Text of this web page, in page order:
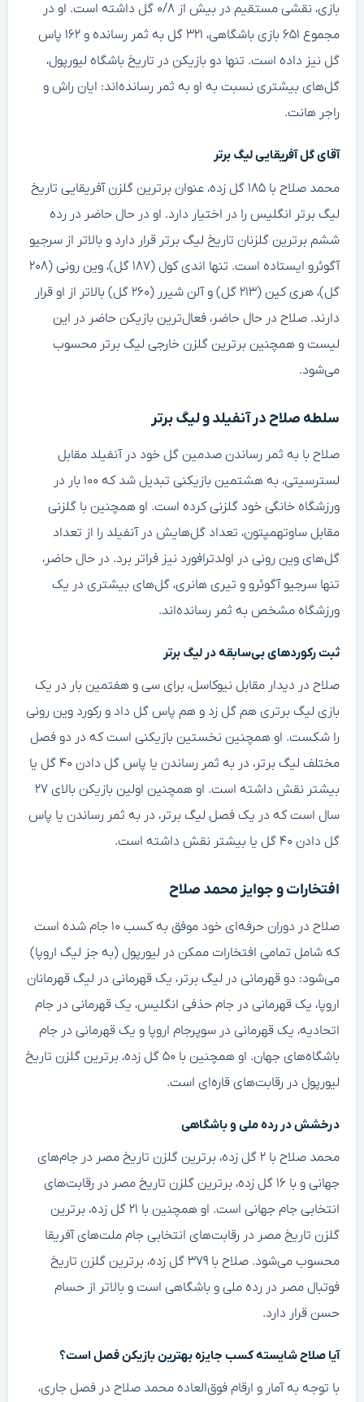
بازی، نقشی مستقیم در بیش از ۰/۸ گل داشته است. او در
مجموع ۶۵۱ بازی باشگاهی، ۳۲۱ گل به ثمر رسانده و ۱۶۲ پاس
گل نیز داده است. تنها دو بازیکن در تاریخ باشگاه لیورپول،
گل‌های بیشتری نسبت به او به ثمر رسانده‌اند: ایان راش و
راجر هانت.
آقای گل آفریقایی لیگ برتر
محمد صلاح با ۱۸۵ گل زده، عنوان برترین گلزن آفریقایی تاریخ
لیگ برتر انگلیس را در اختیار دارد. او در حال حاضر در رده
ششم برترین گلزنان تاریخ لیگ برتر قرار دارد و بالاتر از سرجیو
آگوئرو ایستاده است. تنها اندی کول (۱۸۷ گل)، وین رونی (۲۰۸
گل)، هری کین (۲۱۳ گل) و آلن شیرر (۲۶۰ گل) بالاتر از او قرار
دارند. صلاح در حال حاضر، فعال‌ترین بازیکن حاضر در این
لیست و همچنین برترین گلزن خارجی لیگ برتر محسوب
می‌شود.
سلطه صلاح در آنفیلد و لیگ برتر
صلاح با به ثمر رساندن صدمین گل خود در آنفیلد مقابل
لسترسیتی، به هشتمین بازیکنی تبدیل شد که ۱۰۰ بار در
ورزشگاه خانگی خود گلزنی کرده است. او همچنین با گلزنی
مقابل ساوتهمپتون، تعداد گل‌هایش در آنفیلد را از تعداد
گل‌های وین رونی در اولدترافورد نیز فراتر برد. در حال حاضر،
تنها سرجیو آگوئرو و تیری هانری، گل‌های بیشتری در یک
ورزشگاه مشخص به ثمر رسانده‌اند.
ثبت رکوردهای بی‌سابقه در لیگ برتر
صلاح در دیدار مقابل نیوکاسل، برای سی و هفتمین بار در یک
بازی لیگ برتری هم گل زد و هم پاس گل داد و رکورد وین رونی
را شکست. او همچنین نخستین بازیکنی است که در دو فصل
مختلف لیگ برتر، در به ثمر رساندن یا پاس گل دادن ۴۰ گل یا
بیشتر نقش داشته است. او همچنین اولین بازیکن بالای ۲۷
سال است که در یک فصل لیگ برتر، در به ثمر رساندن یا پاس
گل دادن ۴۰ گل یا بیشتر نقش داشته است.
افتخارات و جوایز محمد صلاح
صلاح در دوران حرفه‌ای خود موفق به کسب ۱۰ جام شده است
که شامل تمامی افتخارات ممکن در لیورپول (به جز لیگ اروپا)
می‌شود: دو قهرمانی در لیگ برتر، یک قهرمانی در لیگ قهرمانان
اروپا، یک قهرمانی در جام حذفی انگلیس، یک قهرمانی در جام
اتحادیه، یک قهرمانی در سوپرجام اروپا و یک قهرمانی در جام
باشگاه‌های جهان. او همچنین با ۵۰ گل زده، برترین گلزن تاریخ
لیورپول در رقابت‌های قاره‌ای است.
درخشش در رده ملی و باشگاهی
محمد صلاح با ۲ گل زده، برترین گلزن تاریخ مصر در جام‌های
جهانی و با ۱۶ گل زده، برترین گلزن تاریخ مصر در رقابت‌های
انتخابی جام جهانی است. او همچنین با ۲۱ گل زده، برترین
گلزن تاریخ مصر در رقابت‌های انتخابی جام ملت‌های آفریقا
محسوب می‌شود. صلاح با ۳۷۹ گل زده، برترین گلزن تاریخ
فوتبال مصر در رده ملی و باشگاهی است و بالاتر از حسام
حسن قرار دارد.
آیا صلاح شایسته کسب جایزه بهترین بازیکن فصل است؟
با توجه به آمار و ارقام فوق‌العاده محمد صلاح در فصل جاری،